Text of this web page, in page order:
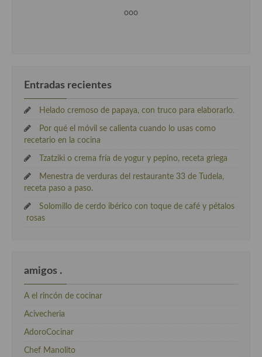
ooo
Entradas recientes
Helado cremoso de papaya, con truco para elaborarlo.
Por qué el móvil se calienta cuando lo usas como
recetario en la cocina
Tzatziki o crema fría de yogur y pepino, receta griega
Menestra de verduras del restaurante 33 de Tudela,
receta paso a paso.
Solomillo de cerdo ibérico con toque de café y pétalos
rosas
amigos .
A el rincón de cocinar
Acivecheria
AdoroCocinar
Chef Manolito